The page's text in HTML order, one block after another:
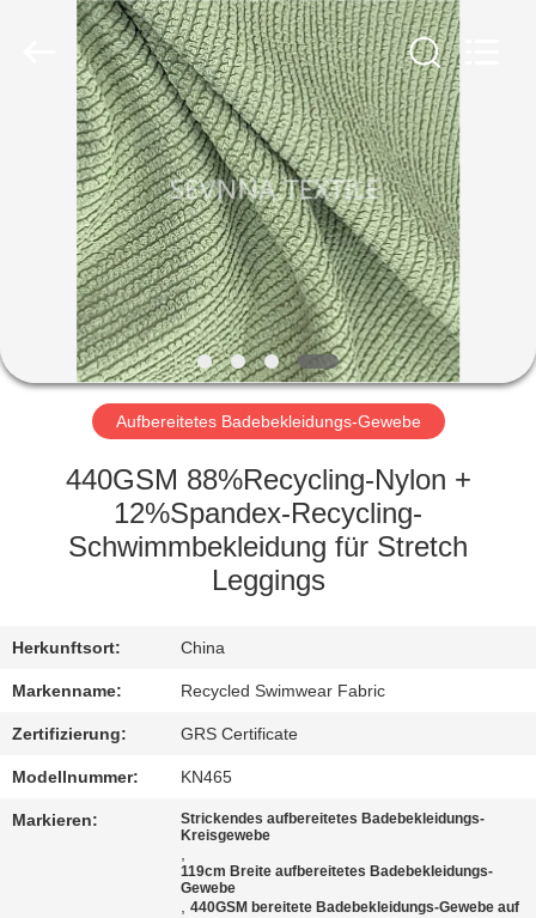
HAUS
PRODUKTE
SHOW
ÜBER
FABRIK-
AUSFLUG
TRETEN
SIE
MIT
UNS
VERBINDUNG
Aufbereitetes Badebekleidungs-Gewebe
440GSM 88%Recycling-Nylon +
12%Spandex-Recycling-
Schwimmbekleidung für Stretch
Leggings
Herkunftsort: China
Markenname: Recycled Swimwear Fabric
Zertifizierung: GRS Certificate
Modellnummer: KN465
Markieren:
Strickendes aufbereitetes Badebekleidungs-
Kreisgewebe
,
119cm Breite aufbereitetes Badebekleidungs-
Gewebe
,440GSM bereitete Badebekleidungs-Gewebe auf